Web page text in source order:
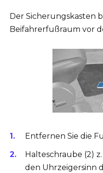
Der Sicherungskasten
Beifahrerfußraum vor
Entfernen Sie die
Halteschraube (2)
den Uhrzeigersinn